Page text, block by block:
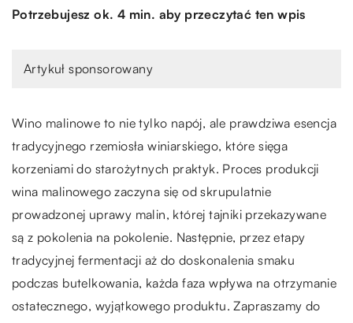
Potrzebujesz ok. 4 min. aby przeczytać ten wpis
Artykuł sponsorowany
Wino malinowe to nie tylko napój, ale prawdziwa esencja
tradycyjnego rzemiosła winiarskiego, które sięga
korzeniami do starożytnych praktyk. Proces produkcji
wina malinowego zaczyna się od skrupulatnie
prowadzonej uprawy malin, której tajniki przekazywane
są z pokolenia na pokolenie. Następnie, przez etapy
tradycyjnej fermentacji aż do doskonalenia smaku
podczas butelkowania, każda faza wpływa na otrzymanie
ostatecznego, wyjątkowego produktu. Zapraszamy do